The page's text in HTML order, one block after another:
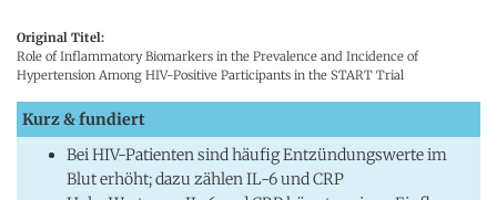
Original Titel:
Role of Inflammatory Biomarkers in the Prevalence and Incidence of
Hypertension Among HIV-Positive Participants in the START Trial
Kurz & fundiert
Bei HIV-Patienten sind häufig Entzündungswerte im
Blut erhöht; dazu zählen IL-6 und CRP